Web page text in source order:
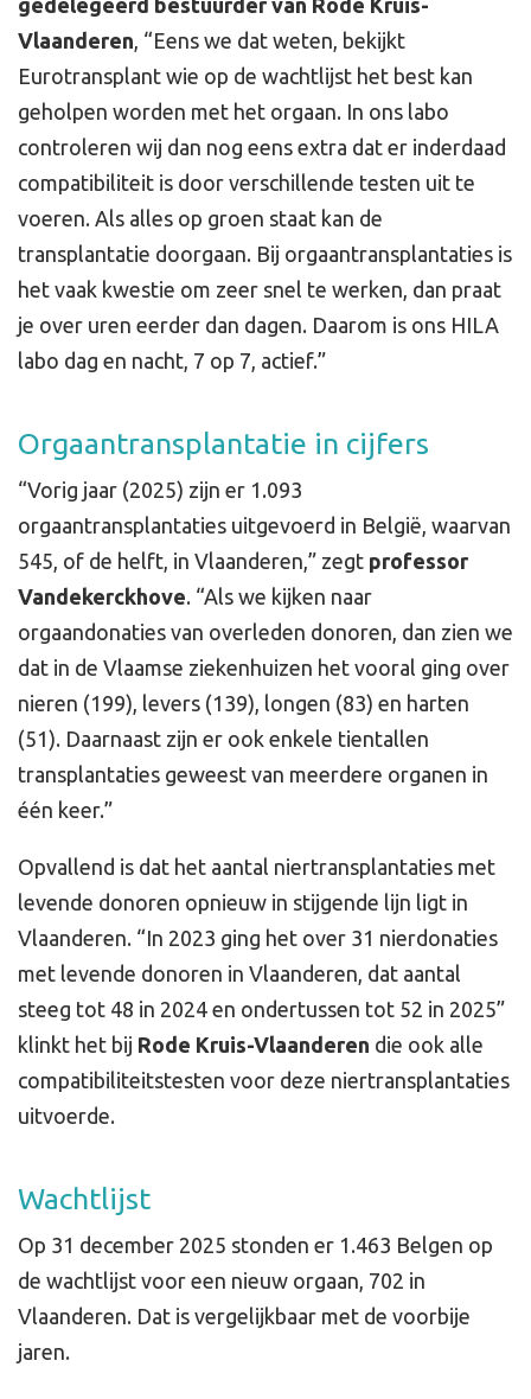
gedelegeerd bestuurder van Rode Kruis-
Vlaanderen, “Eens we dat weten, bekijkt
Eurotransplant wie op de wachtlijst het best kan
geholpen worden met het orgaan. In ons labo
controleren wij dan nog eens extra dat er inderdaad
compatibiliteit is door verschillende testen uit te
voeren. Als alles op groen staat kan de
transplantatie doorgaan. Bij orgaantransplantaties is
het vaak kwestie om zeer snel te werken, dan praat
je over uren eerder dan dagen. Daarom is ons HILA
labo dag en nacht, 7 op 7, actief.”
Orgaantransplantatie in cijfers
“Vorig jaar (2025) zijn er 1.093
orgaantransplantaties uitgevoerd in België, waarvan
545, of de helft, in Vlaanderen,” zegt professor
Vandekerckhove. “Als we kijken naar
orgaandonaties van overleden donoren, dan zien we
dat in de Vlaamse ziekenhuizen het vooral ging over
nieren (199), levers (139), longen (83) en harten
(51). Daarnaast zijn er ook enkele tientallen
transplantaties geweest van meerdere organen in
één keer.”
Opvallend is dat het aantal niertransplantaties met
levende donoren opnieuw in stijgende lijn ligt in
Vlaanderen. “In 2023 ging het over 31 nierdonaties
met levende donoren in Vlaanderen, dat aantal
steeg tot 48 in 2024 en ondertussen tot 52 in 2025”
klinkt het bij Rode Kruis-Vlaanderen die ook alle
compatibiliteitstesten voor deze niertransplantaties
uitvoerde.
Wachtlijst
Op 31 december 2025 stonden er 1.463 Belgen op
de wachtlijst voor een nieuw orgaan, 702 in
Vlaanderen. Dat is vergelijkbaar met de voorbije
jaren.